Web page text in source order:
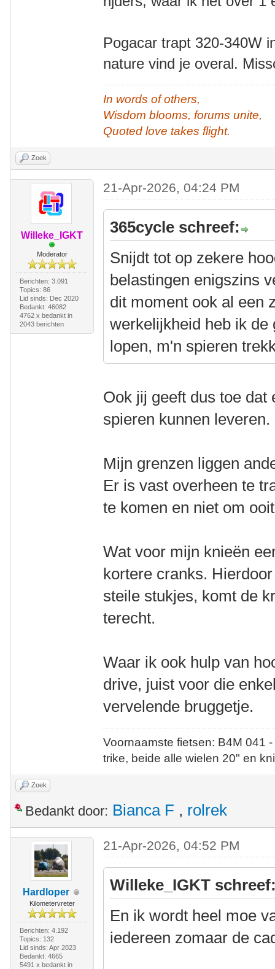
Pogacar trapt 320-340W
nature vind je overal.
In words of others,
Wisdom blooms, forums unite,
Quoted love takes flight.
Zoek
Willeke_IGKT
Moderator
Berichten: 3.091
Topics: 86
Lid sinds: Dec 2020
Bedankt: 46082
4762 x bedankt in
2043 berichten
21-Apr-2026, 04:24 PM
365cycle schreef:
Snijdt tot op zekere
belastingen enigszins
dit moment ook al een
werkelijkheid heb ik de
lopen, m'n spieren
Ook jij geeft dus toe
spieren kunnen leveren.
Mijn grenzen liggen
Er is vast overheen te
te komen en niet om
Wat voor mijn knieën
kortere cranks.
steile stukjes, komt de
terecht.
Waar ik ook hulp van
drive, juist voor die
vervelende bruggetje.
Voornaamste fietsen: B4M
trike, beide alle wielen 20" en
Zoek
Bedankt door: Bianca F , rolrek
Hardloper
Kilometervreter
Berichten: 4.192
Topics: 132
Lid sinds: Apr 2023
Bedankt: 4665
5491 x bedankt in
21-Apr-2026, 04:52 PM
Willeke_IGKT
En ik wordt heel moe
iedereen zomaar de